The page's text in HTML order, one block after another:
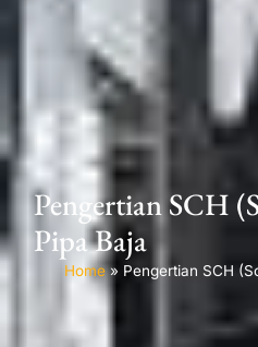
Pengertian SCH
Pipa Baja
Home» Pengertian SCH